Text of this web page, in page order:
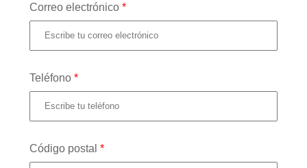
Correo electrónico *
Teléfono *
Código postal *